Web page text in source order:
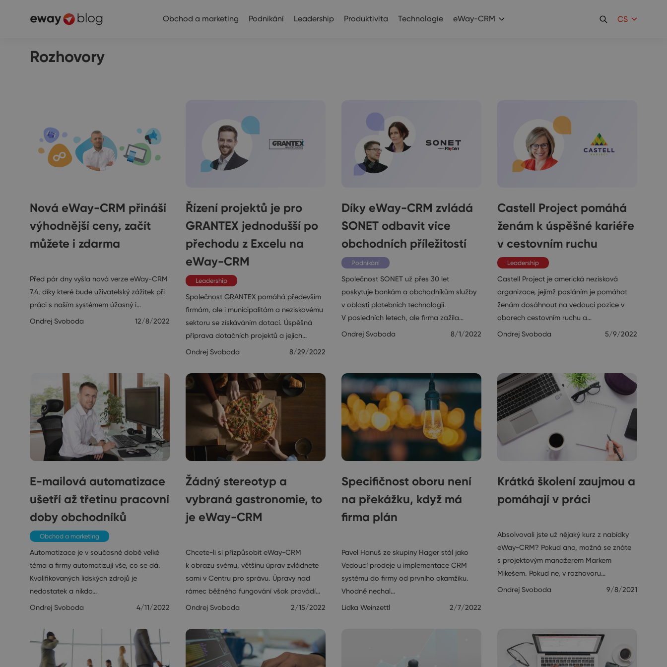
Obchod a marketing Podnikání Leadership Produktivita Technologie eWay-CRM CS
Rozhovory
Nová eWay-CRM přináší
výhodnější ceny, začít
můžete i zdarma
Před pár dny vyšla nová verze eWay-CRM
7.4, díky které bude uživatelský zážitek při
práci s naším systémem úžasný i…
Ondrej Svoboda
12/8/2022
Řízení projektů je pro
GRANTEX jednodušší po
přechodu z Excelu na
eWay-CRM
Leadership
Společnost GRANTEX pomáhá především
firmám, ale i municipalitám a neziskovému
sektoru se získáváním dotací. Úspěšná
příprava dotačních projektů a jejich…
Ondrej Svoboda
8/29/2022
Díky eWay-CRM zvládá
SONET odbavit více
obchodních příležitostí
Podnikání
Společnost SONET už přes 30 let
poskytuje bankám a obchodníkům služby
v oblasti platebních technologií.
V posledních letech, ale firma zažila…
Ondrej Svoboda
8/1/2022
Castell Project pomáhá
ženám k úspěšné kariéře
v cestovním ruchu
Leadership
Castell Project je americká nezisková
organizace, jejímž posláním je pomáhat
ženám dosáhnout na vedoucí pozice v
oborech cestovním ruchu a…
Ondrej Svoboda
5/9/2022
E-mailová automatizace
ušetří až třetinu pracovní
doby obchodníků
Obchod a marketing
Automatizace je v současné době velké
téma a firmy automatizují vše, co se dá.
Kvalifikovaných lidských zdrojů je
nedostatek a nikdo…
Ondrej Svoboda
4/11/2022
Žádný stereotyp a
vybraná gastronomie, to
je eWay-CRM
Chcete-li si přizpůsobit eWay-CRM
k obrazu svému, většinu úprav zvládnete
sami v Centru pro správu. Úpravy nad
rámec běžného fungování však provádí…
Ondrej Svoboda
2/15/2022
Specifičnost oboru není
na překážku, když má
firma plán
Pavel Hanuš ze skupiny Hager stál jako
Vedoucí prodeje u implementace CRM
systému do firmy od prvního okamžiku.
Vhodně nechal…
Lidka Weinzettl
2/7/2022
Krátká školení zaujmou a
pomáhají v práci
Absolvovali jste už nějaký kurz z nabídky
eWay-CRM? Pokud ano, možná se znáte
s projektovým manažerem Markem
Mikešem. Pokud ne, v rozhovoru…
Ondrej Svoboda
9/8/2021